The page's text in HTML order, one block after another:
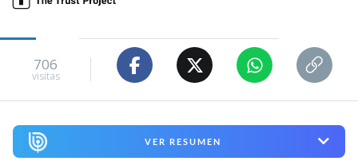
706
visitas
VER RESUMEN